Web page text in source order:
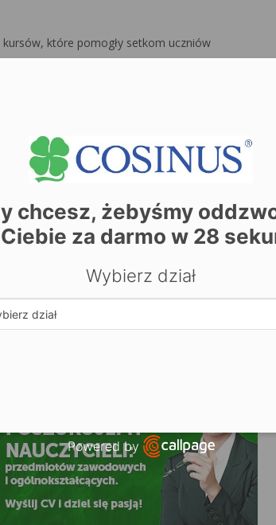
które pomogły setkom uczniów
chcesz, żebyśmy
za darmo w 28
Wybierz dział
Powered by
Open link in new window